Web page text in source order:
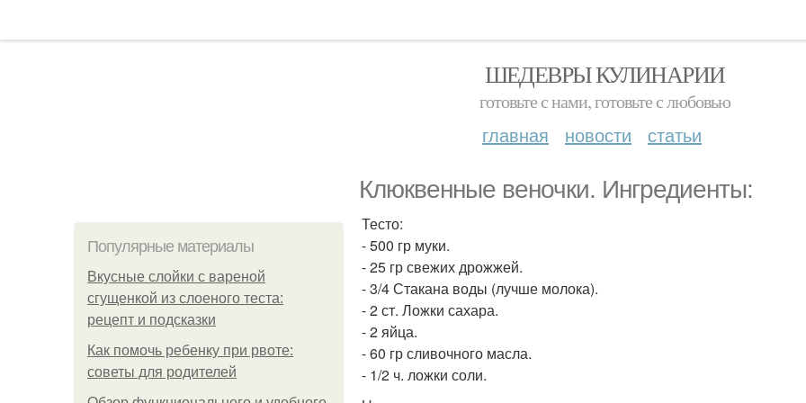
ШЕДЕВРЫ КУЛИНАРИИ
готовьте с нами, готовьте с любовью
главная новости статьи
Клюквенные веночки. Ингредиенты:
Популярные материалы
Вкусные слойки с вареной
сгущенкой из слоеного теста:
рецепт и подсказки
Как помочь ребенку при рвоте:
советы для родителей
Тесто:
- 500 гр муки.
- 25 гр свежих дрожжей.
- 3/4 Стакана воды (лучше молока).
- 2 ст. Ложки сахара.
- 2 яйца.
- 60 гр сливочного масла.
- 1/2 ч. ложки соли.